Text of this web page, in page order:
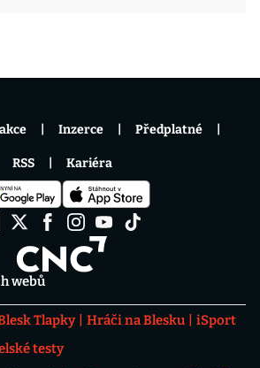
webů
Tlapky Hráči na Blesku
iSport
testy
Inzerce Předplatné
RSS Kariéra